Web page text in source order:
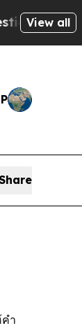
US
View all
ำ